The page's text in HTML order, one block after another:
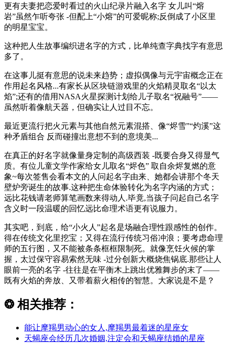
更有夫妻把恋爱时看过的火山纪录片融入名字 女儿叫“熔
岩”虽然乍听夸张 -但配上“小熔”的可爱昵称;反倒成了小区里
的明星宝宝。
这种把人生故事编织进名字的方式，比单纯查字典找字有意思
多了。
在这事儿挺有意思的说未来趋势；虚拟偶像与元宇宙概念正在
作用起名风格...有家长从区块链游戏里的火焰精灵取名“以太
焰”;还有的借用NASA火星探测计划给儿子取名“祝融号”——
虽然听着像航天器，但确实让人过目不忘。
最近更流行把火元素与其他自然元素混搭、像“烬雪”“灼溪”这
种矛盾组合 反而碰撞出意想不到的意境美...
在真正的好名字就像量身定制的高级西装 -既要合身又得显气
质。有位儿童文学作家给女儿取名“烬色” 取自余烬复燃的意
象~每次签售会看本文的人问起名字由来、她都会讲那个冬天
壁炉旁诞生的故事.这种把生命体验转化为名字内涵的方式；
远比花钱请老师算笔画数来得动人.毕竟,当孩子问起自己名字
含义时一段温暖的回忆远比命理术语更有说服力。
其实吧，到底，给“小火人”起名是场融合理性跟感性的创作。
得在传统文化里挖宝；又得在流行传统习俗冲浪；要考虑命理
师的五行图，又不能被条条框框限制死。就像烹饪火候的掌
握，太过保守容易索然无味 -过分创新大概烧焦锅底.那些让人
眼前一亮的名字 -往往是在平衡木上跳出优雅舞步的末了——
既有火焰的奔放、又带着薪火相传的智慧。大家说是不是？
❂ 相关推荐：
能让摩羯男动心的女人,摩羯男最着迷的星座女
天蝎座会经历几次婚姻,注定会和天蝎座结婚的星座